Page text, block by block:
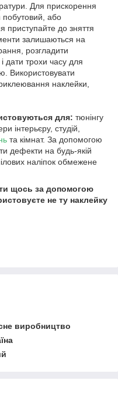
Для прискорення
побутовий, або
приступайте до зняття
залишаються на
розгладити
дати трохи часу для
Використовувати
наклейки,
для: тюнінгу
інтерьєру, студій,
та кімнат. За допомогою
дефекти на будь-якій
наліпок обмежене
щось за допомогою
не ту наклейку
виробництво